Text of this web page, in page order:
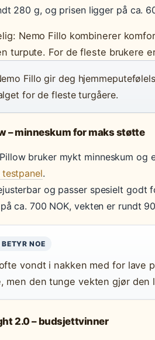
280 g, og prisen ligger på ca.
Nemo Fillo kombinerer
turpute. For de fleste brukere
Fillo gir deg
for de fleste turgåere.
– minneskum for maks støtte
bruker mykt minneskum og
.
og passer spesielt godt
ca. 700 NOK, vekten er rundt
NOE
vondt i nakken med for lave
men den tunge vekten gjør
2.0 – budsjettvinner